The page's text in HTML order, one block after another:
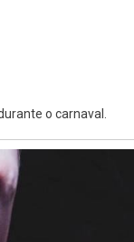
o carnaval.